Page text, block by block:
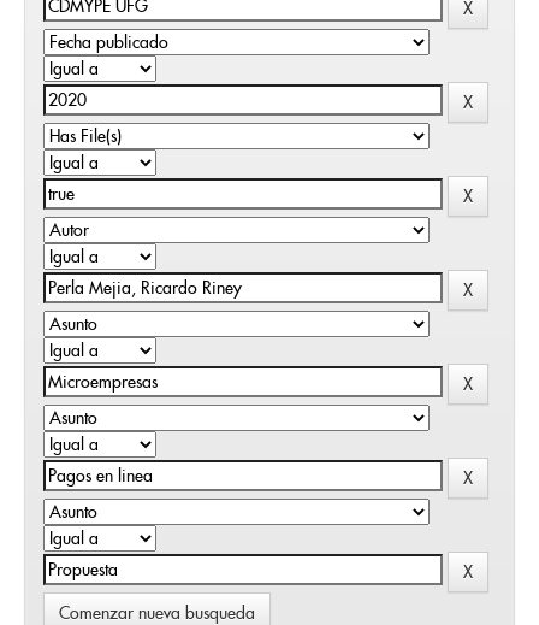
Comenzar nueva busqueda